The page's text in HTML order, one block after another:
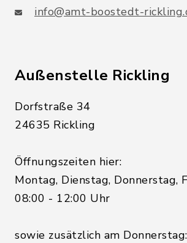
info@amt-boostedt-
Außenstelle Rickling
Dorfstraße 34
24635 Rickling
Öffnungszeiten hier:
Montag, Dienstag, Donnerstag,
08:00 - 12:00 Uhr
sowie zusätzlich am Donnerstag: